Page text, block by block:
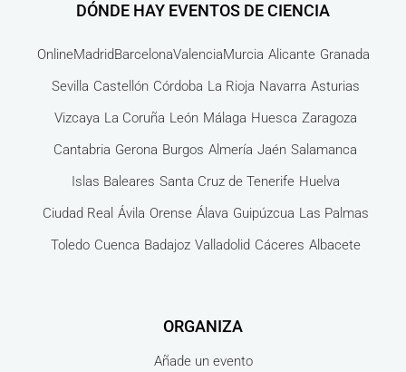
DÓNDE HAY EVENTOS DE CIENCIA
OnlineMadridBarcelonaValenciaMurcia Alicante Granada
Sevilla Castellón Córdoba La Rioja Navarra Asturias
Vizcaya La Coruña León Málaga Huesca Zaragoza
Cantabria Gerona Burgos Almería Jaén Salamanca
Islas Baleares Santa Cruz de Tenerife Huelva
Ciudad Real Ávila Orense Álava Guipúzcua Las Palmas
Toledo Cuenca Badajoz Valladolid Cáceres Albacete
ORGANIZA
Añade un evento